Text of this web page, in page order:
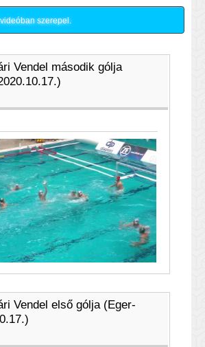
szerepel.
Vendel második gólja
Vendel első gólja (Eger-